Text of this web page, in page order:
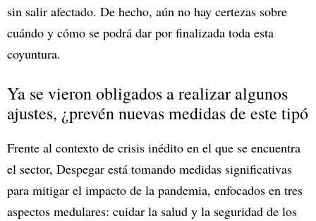
sin salir afectado. De hecho, aún no hay certezas sobre
cuándo y cómo se podrá dar por finalizada toda esta
coyuntura.
Ya se vieron obligados a realizar algunos
ajustes, ¿prevén nuevas medidas de este tipó
Frente al contexto de crisis inédito en el que se encuentra
el sector, Despegar está tomando medidas significativas
para mitigar el impacto de la pandemia, enfocados en tres
aspectos medulares: cuidar la salud y la seguridad de los